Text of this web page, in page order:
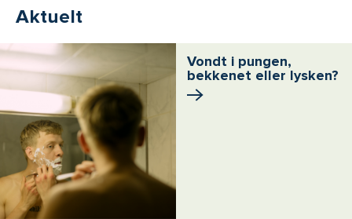
Aktuelt
Vondt i pungen,
bekkenet eller lysken?